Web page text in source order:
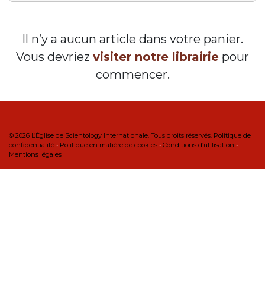
Il n’y a aucun article dans votre panier.
Vous devriez visiter notre librairie pour
commencer.
© 2026 L’Église de Scientology Internationale. Tous droits réservés. Politique de
confidentialité • Politique en matière de cookies • Conditions d’utilisation •
Mentions légales